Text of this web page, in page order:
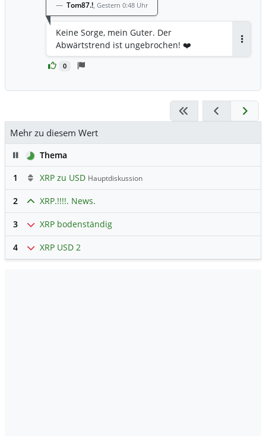
0
Tom87.!, Gestern 0:48 Uhr
Keine Sorge, mein Guter. Der
Abwärtstrend ist ungebrochen! ❤️
Mehr zu diesem Wert
PauseThema
1
XRP zu USD Hauptdiskussion
2 XRP.!!!!. News.
3 XRP bodenständig
4 XRP USD 2